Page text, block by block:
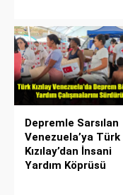
Depremle Sarsılan
Venezuela’ya Türk
Kızılay’dan İnsani
Yardım Köprüsü